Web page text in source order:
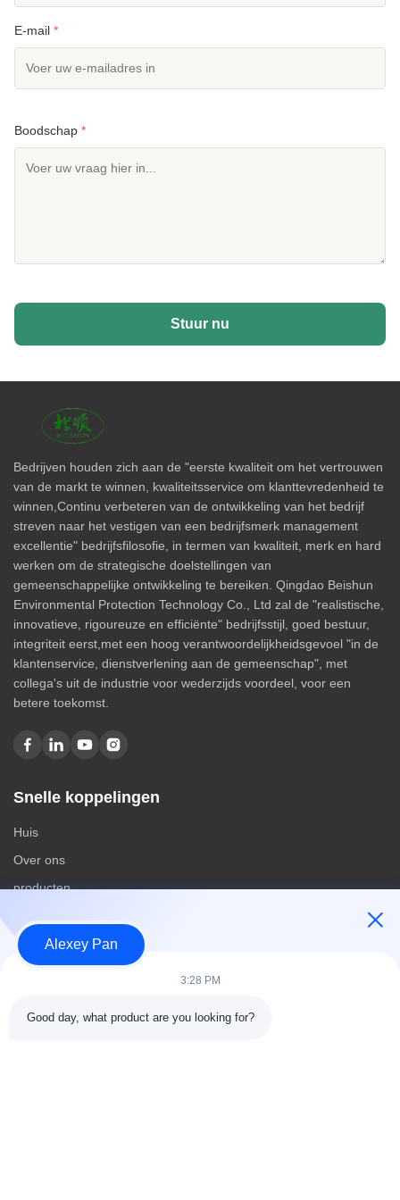
E-mail *
Boodschap *
Stuur nu
Bedrijven houden zich aan de "eerste kwaliteit om het vertrouwen
van de markt te winnen, kwaliteitsservice om klanttevredenheid te
winnen,Continu verbeteren van de ontwikkeling van het bedrijf
streven naar het vestigen van een bedrijfsmerk management
excellentie" bedrijfsfilosofie, in termen van kwaliteit, merk en hard
werken om de strategische doelstellingen van
gemeenschappelijke ontwikkeling te bereiken. Qingdao Beishun
Environmental Protection Technology Co., Ltd zal de "realistische,
innovatieve, rigoureuze en efficiënte" bedrijfsstijl, goed bestuur,
integriteit eerst,met een hoog verantwoordelijkheidsgevoel "in de
klantenservice, dienstverlening aan de gemeenschap", met
collega's uit de industrie voor wederzijds voordeel, voor een
betere toekomst.
Snelle koppelingen
Huis
Over ons
producten
Categorieën
Rubber het Mengen zich Molenmachine
Alexey Pan
3:28 PM
Good day, what product are you looking for?